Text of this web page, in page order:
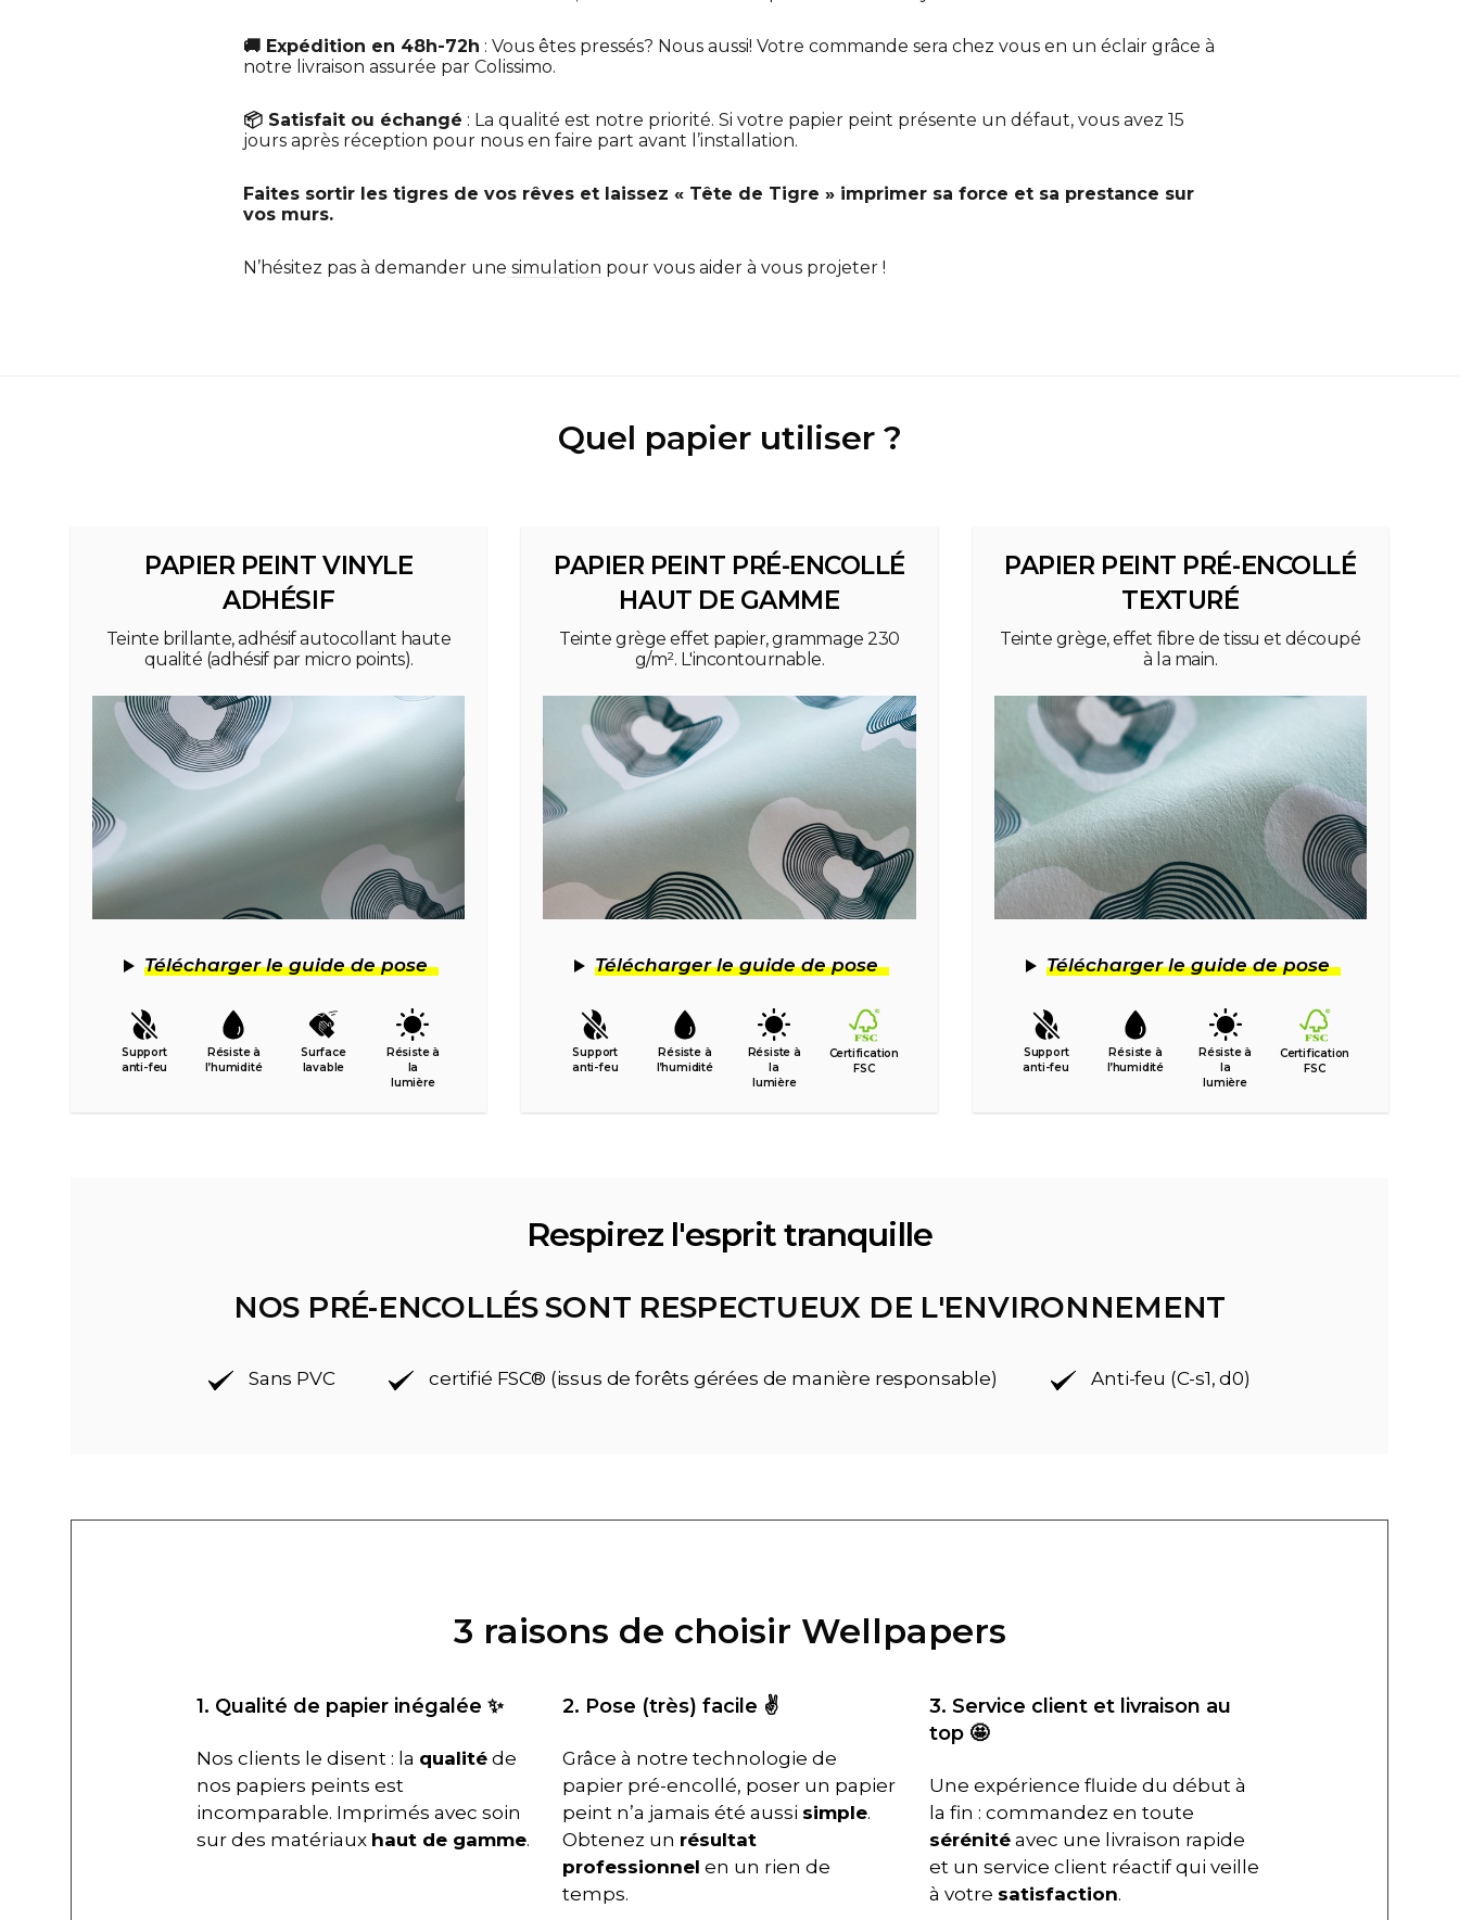
🚚 Expédition en 48h-72h : Vous êtes pressés? Nous aussi! Votre commande sera chez vous en un éclair grâce à
notre livraison assurée par Colissimo.
📦 Satisfait ou échangé : La qualité est notre priorité. Si votre papier peint présente un défaut, vous avez 15
jours après réception pour nous en faire part avant l’installation.
Faites sortir les tigres de vos rêves et laissez « Tête de Tigre » imprimer sa force et sa prestance sur
vos murs.
N’hésitez pas à demander une simulation pour vous aider à vous projeter !
Quel papier utiliser ?
PAPIER PEINT VINYLE
ADHÉSIF
Teinte brillante, adhésif autocollant haute
qualité (adhésif par micro points).
Télécharger le guide de pose
Support
anti-feu
Résiste à
l’humidité
Surface
lavable
Résiste à
la
lumière
PAPIER PEINT PRÉ-ENCOLLÉ
HAUT DE GAMME
Teinte grège effet papier, grammage 230
g/m². L'incontournable.
Télécharger le guide de pose
Support
anti-feu
Résiste à
l’humidité
Résiste à
la
lumière
Certification
FSC
PAPIER PEINT PRÉ-ENCOLLÉ
TEXTURÉ
Teinte grège, effet fibre de tissu et découpé
à la main.
Télécharger le guide de pose
Support
anti-feu
Résiste à
l’humidité
Résiste à
la
lumière
Certification
FSC
Respirez l'esprit tranquille
NOS PRÉ-ENCOLLÉS SONT RESPECTUEUX DE L'ENVIRONNEMENT
Sans PVC certifié FSC® (issus de forêts gérées de manière responsable) Anti-feu (C-s1, d0)
3 raisons de choisir Wellpapers
1. Qualité de papier inégalée ✨
Nos clients le disent : la qualité de
nos papiers peints est
incomparable. Imprimés avec soin
sur des matériaux haut de gamme.
2. Pose (très) facile ✌️
Grâce à notre technologie de
papier pré-encollé, poser un papier
peint n’a jamais été aussi simple.
Obtenez un résultat
professionnel en un rien de
temps.
3. Service client et livraison au
top 🤩
Une expérience fluide du début à
la fin : commandez en toute
sérénitéavec une livraison rapide
et un service client réactif qui veille
à votre satisfaction.